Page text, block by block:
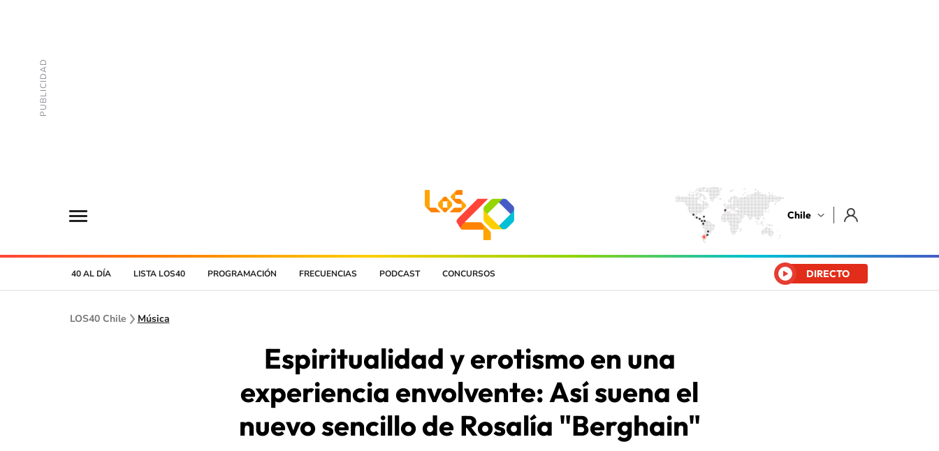
Chile
40 AL DÍA LISTA LOS40 PROGRAMACIÓN FRECUENCIAS PODCAST CONCURSOS DIRECTO
LOS40 Chile Música
Espiritualidad y erotismo en una
experiencia envolvente: Así suena el
nuevo sencillo de Rosalía "Berghain"